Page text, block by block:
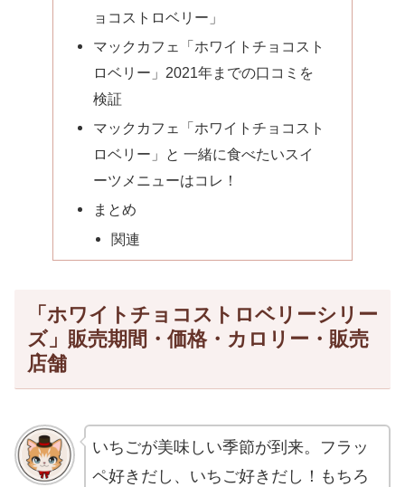
ョコストロベリー」
マックカフェ「ホワイトチョコスト
ロベリー」2021年までの口コミを
検証
マックカフェ「ホワイトチョコスト
ロベリー」と 一緒に食べたいスイ
ーツメニューはコレ！
まとめ
関連
「ホワイトチョコストロベリーシリー
ズ」販売期間・価格・カロリー・販売
店舗
いちごが美味しい季節が到来。フラッ
ペ好きだし、いちご好きだし！もちろ